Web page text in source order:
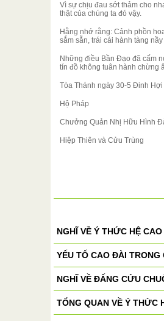
Vì sự chịu đau sớt thảm cho
thật của chúng ta đó vậy.
Hằng nhớ rằng: Cảnh phồn
sắm sẵn, trái cái hành tàng
Những điều Bần Đạo đã cấm
tín đồ không tuân hành chừng
Tòa Thánh ngày 30-5 Đinh Hợi
Hộ Pháp
Chưởng Quản Nhị Hữu Hình
Hiệp Thiên và Cửu Trùng
NGHĨ VỀ Ý THỨC HỆ
YẾU TỐ CAO ĐÀI TRONG
NGHĨ VỀ ĐẤNG CỨU
TỔNG QUAN VỀ Ý THỨC